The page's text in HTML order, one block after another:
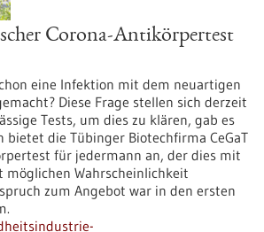
Corona-Antikörpertest
eine Infektion mit dem neuartigen
Diese Frage stellen sich derzeit
Tests, um dies zu klären, gab es
bietet die Tübinger Biotechfirma CeGaT
für jedermann an, der dies mit
möglichen Wahrscheinlichkeit
zum Angebot war in den ersten